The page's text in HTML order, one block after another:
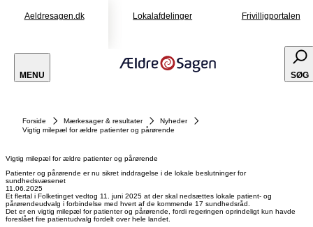
Aeldresagen.dk Lokalafdelinger Frivilligportalen
MENU SØG
Forside Mærkesager & resultater
Nyheder
Vigtig milepæl for ældre patienter og pårørende
Vigtig milepæl for ældre patienter og pårørende
Patienter og pårørende er nu sikret inddragelse i de lokale beslutninger for
sundhedsvæsenet
11.06.2025
Et flertal i Folketinget vedtog 11. juni 2025 at der skal nedsættes lokale patient- og
pårørendeudvalg i forbindelse med hvert af de kommende 17 sundhedsråd.
Det er en vigtig milepæl for patienter og pårørende, fordi regeringen oprindeligt kun havde
foreslået fire patientudvalg fordelt over hele landet.